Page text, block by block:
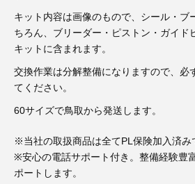
キット内容は画像のもので、シール・ブ
ちろん、ブリーダー・ピストン・ガイド
キットに含まれます。
交換作業は分解整備になりますので、必
てください。
60サイズで鳥取から発送します。
※当社の取扱商品は全てPL保険加入済み
※安心の電話サポート付き。整備経験豊
ポートします。